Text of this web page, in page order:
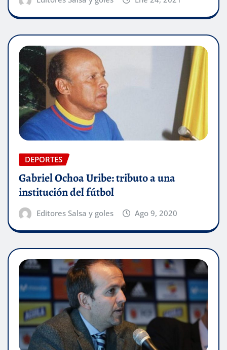
DEPORTES
Gabriel Ochoa Uribe: tributo a una
institución del fútbol
Editores Salsa y goles Ago 9, 2020